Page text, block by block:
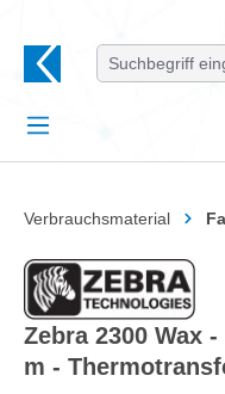
Verbrauchsmaterial
Zebra 2300 Wax
m -